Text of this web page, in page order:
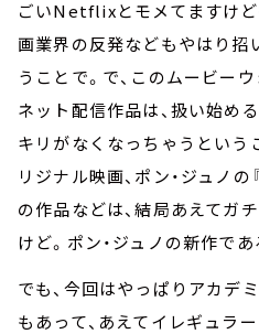
ごいNetflixとモメてますけど
画業界の反発などもやはり
うことで。で、このムービー
ネット配信作品は、扱い始め
キリがなくなっちゃうとい
リジナル映画、ポン・ジュノ
の作品などは、結局あえてガ
けど。ポン・ジュノの新作で
でも、今回はやっぱりアカデ
もあって、あえてイレギュラ